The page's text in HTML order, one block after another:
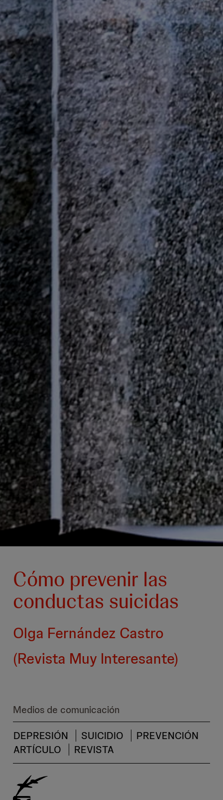
Cómo prevenir las
conductas suicidas
Olga Fernández Castro
(Revista Muy Interesante)
Medios de comunicación
DEPRESIÓN
SUICIDIO
PREVENCIÓN
ARTÍCULO
REVISTA